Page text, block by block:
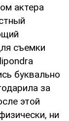
актера
съемки
буквально
за
этой
ни